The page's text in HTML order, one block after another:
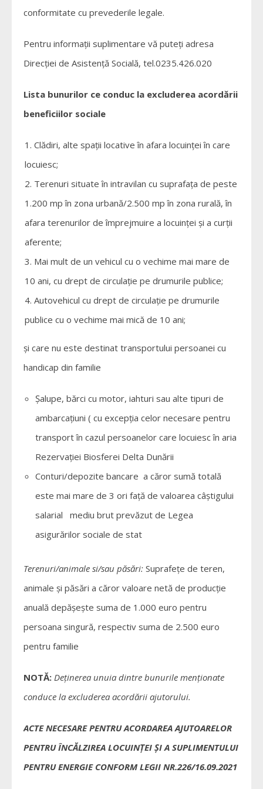
conformitate cu prevederile legale.
Pentru informaţii suplimentare vă puteți adresa
Direcției de Asistență Socială, tel.0235.426.020
Lista bunurilor ce conduc la excluderea acordării
beneficiilor sociale
Clădiri, alte spații locative în afara locuinței în care
locuiesc;
Terenuri situate în intravilan cu suprafața de peste
1.200 mp în zona urbană/2.500 mp în zona rurală, în
afara terenurilor de împrejmuire a locuinței și a curții
aferente;
Mai mult de un vehicul cu o vechime mai mare de
10 ani, cu drept de circulație pe drumurile publice;
Autovehicul cu drept de circulație pe drumurile
publice cu o vechime mai mică de 10 ani;
și care nu este destinat transportului persoanei cu
handicap din familie
Șalupe, bărci cu motor, iahturi sau alte tipuri de
ambarcațiuni ( cu excepția celor necesare pentru
transport în cazul persoanelor care locuiesc în aria
Rezervației Biosferei Delta Dunării
Conturi/depozite bancare a căror sumă totală
este mai mare de 3 ori față de valoarea câștigului
salarial mediu brut prevăzut de Legea
asigurărilor sociale de stat
Terenuri/animale si/sau păsări: Suprafețe de teren,
animale şi păsări a căror valoare netă de producție
anuală depășește suma de 1.000 euro pentru
persoana singură, respectiv suma de 2.500 euro
pentru familie
NOTĂ: Deţinerea unuia dintre bunurile menţionate
conduce la excluderea acordării ajutorului.
ACTE NECESARE PENTRU ACORDAREA AJUTOARELOR
PENTRU ÎNCĂLZIREA LOCUINŢEI ȘI A SUPLIMENTULUI
PENTRU ENERGIE CONFORM LEGII NR.226/16.09.2021